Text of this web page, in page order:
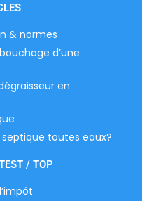
& normes
d’une
en
toutes eaux?
/ TOP